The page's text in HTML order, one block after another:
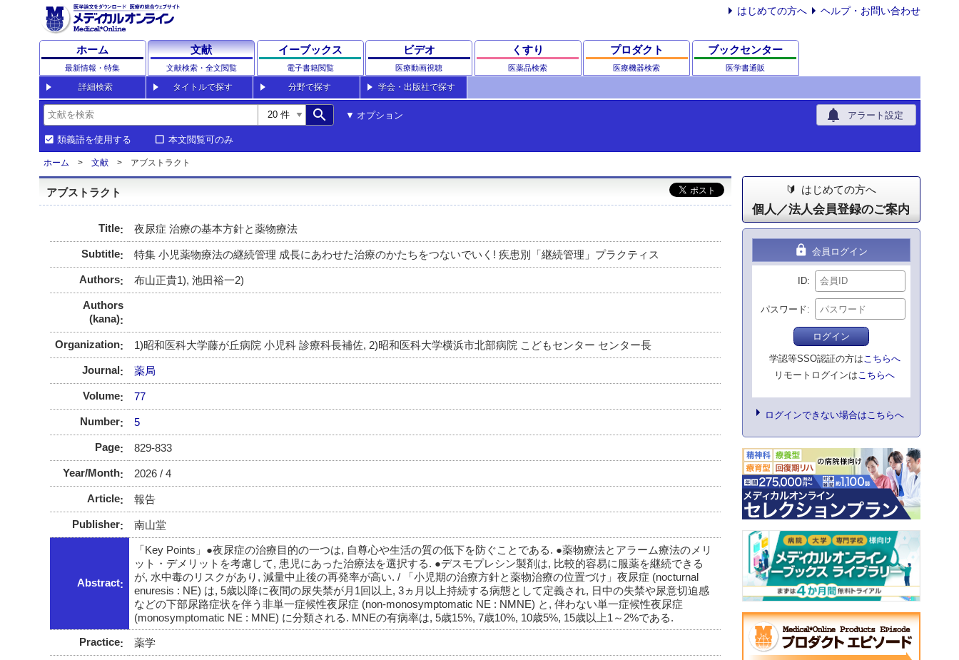
はじめての方へ ヘルプ・お問い合わせ
ホーム
最新情報・特集
文献
文献検索・全文閲覧
イーブックス
電子書籍閲覧
ビデオ
医療動画視聴
くすり
医薬品検索
プロダクト
医療機器検索
ブックセンター
医学書通販
詳細検索 タイトルで探す 分野で探す 学会・出版社で探す
search オプション notifications アラート設定
類義語を使用する 本文閲覧可のみ
ホーム 文献 アブストラクト
アブストラクト
Title 夜尿症 治療の基本方針と薬物療法
Subtitle 特集 小児薬物療法の継続管理 成長にあわせた治療のかたちをつないでいく! 疾患別「継続管理」プラクティス
Authors 布山正貴1), 池田裕一2)
Authors
(kana)
Organization 1)昭和医科大学藤が丘病院 小児科 診療科長補佐, 2)昭和医科大学横浜市北部病院 こどもセンター センター長
Journal 薬局
Volume 77
Number 5
Page 829-833
Year/Month 2026 / 4
Article 報告
Publisher 南山堂
Abstract
「Key Points」●夜尿症の治療目的の一つは, 自尊心や生活の質の低下を防ぐことである. ●薬物療法とアラーム療法のメリ
ット・デメリットを考慮して, 患児にあった治療法を選択する. ●デスモプレシン製剤は, 比較的容易に服薬を継続できる
が, 水中毒のリスクがあり, 減量中止後の再発率が高い. / 「小児期の治療方針と薬物治療の位置づけ」夜尿症 (nocturnal
enuresis : NE) は, 5歳以降に夜間の尿失禁が月1回以上, 3ヵ月以上持続する病態として定義され, 日中の失禁や尿意切迫感
などの下部尿路症状を伴う非単一症候性夜尿症 (non-monosymptomatic NE : NMNE) と, 伴わない単一症候性夜尿症
(monosymptomatic NE : MNE) に分類される. MNEの有病率は, 5歳15%, 7歳10%, 10歳5%, 15歳以上1～2%である.
Practice
薬学
はじめての方へ
個人／法人会員登録のご案内
lock 会員ログイン
ID
パスワード
ログイン
学認等SSO認証の方はこちらへ
リモートログインはこちらへ
ログインできない場合はこちらへ